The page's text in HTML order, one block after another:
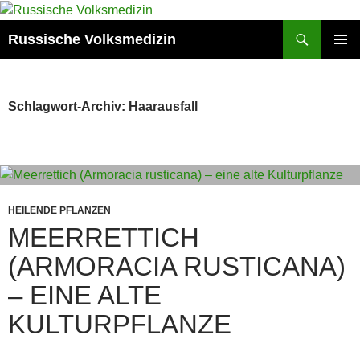
Zum
springen
Russische Volksmedizin
Schlagwort-Archiv: Haarausfall
HEILENDE PFLANZEN
MEERRETTICH
(ARMORACIA RUSTICANA)
– EINE ALTE
KULTURPFLANZE